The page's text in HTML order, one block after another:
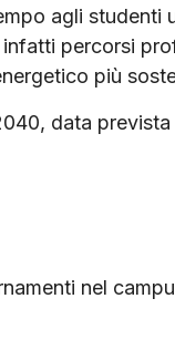
agli studenti
percorsi
più
data prevista
nel